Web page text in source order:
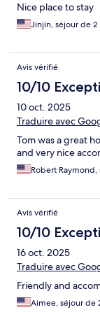
Nice place to stay
Jinjin, séjour de 2
Avis vérifié
10/10
10 oct. 2025
Traduire avec
Tom was a great
and very nice
Robert
Avis vérifié
10/10
16 oct. 2025
Traduire avec
Friendly and
Aimee, séjour de